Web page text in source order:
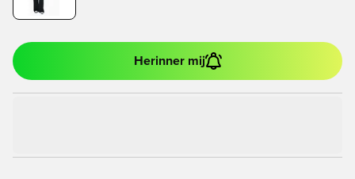
Herinner mij